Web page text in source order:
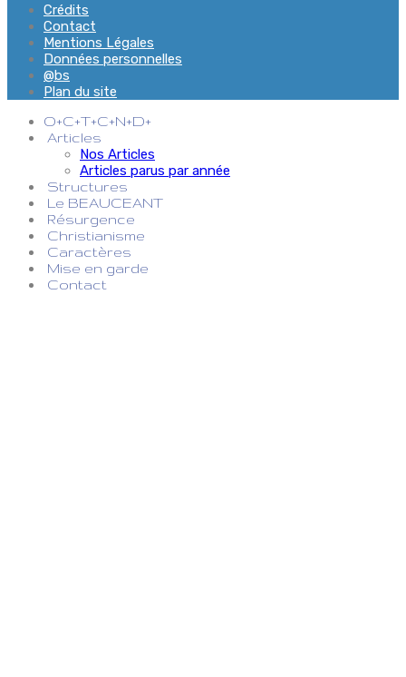
Crédits
Contact
Mentions Légales
Données personnelles
@bs
Plan du site
O+C+T+C+N+D+
Articles
Nos Articles
Articles parus par année
Structures
Le BEAUCEANT
Résurgence
Christianisme
Caractères
Mise en garde
Contact